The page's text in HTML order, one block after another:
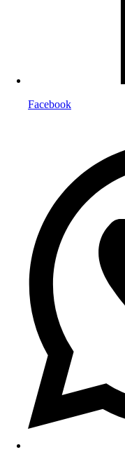
Facebook